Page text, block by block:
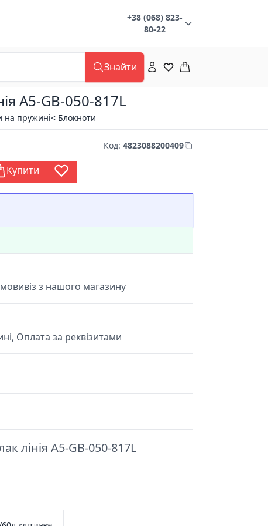
+38 (068) 823-
80-22
Знайти
A5-GB-050-817L
на пружині< Блокноти
Код: 4823088200409
Купити
з нашого магазину
Оплата за реквізитами
лінія A5-GB-050-817L